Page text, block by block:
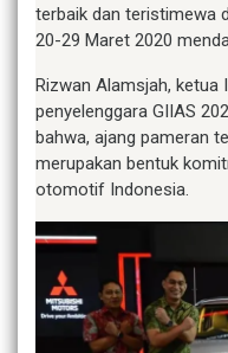
terbaik dan teristimewa
20-29 Maret 2020
Rizwan Alamsjah, ketua
penyelenggara GIIAS
bahwa, ajang pameran
merupakan bentuk
otomotif Indonesia.